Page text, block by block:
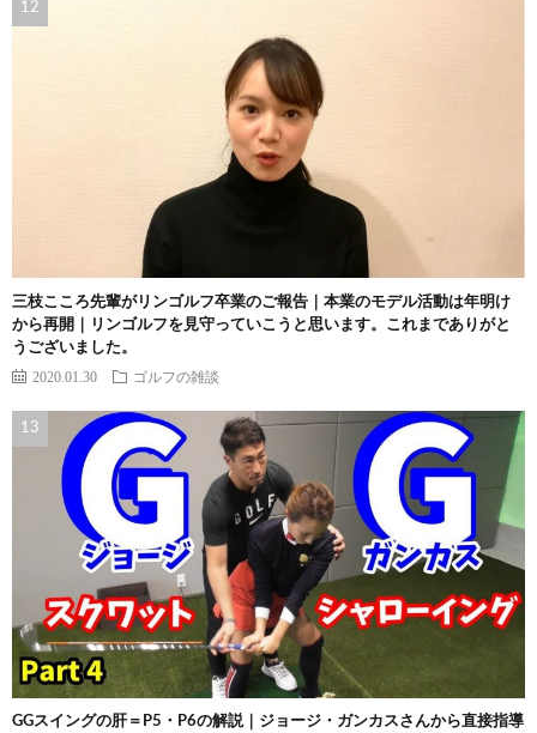
三枝こころ先輩がリンゴルフ卒業のご報告｜本業のモデル活動は年明け
から再開｜リンゴルフを見守っていこうと思います。これまでありがと
うございました。
2020.01.30 ゴルフの雑談
GGスイングの肝＝P5・P6の解説｜ジョージ・ガンカスさんから直接指導